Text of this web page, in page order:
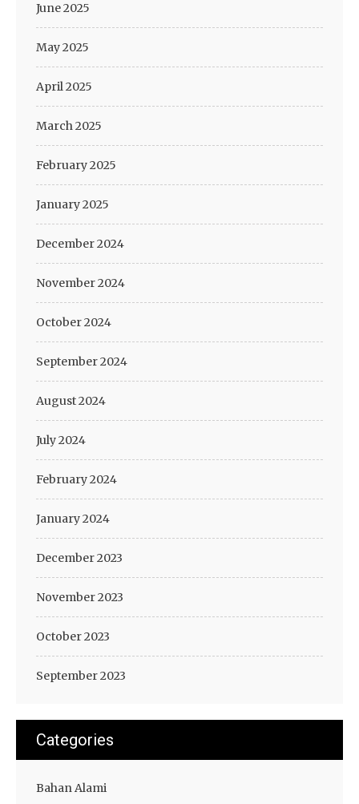
June 2025
May 2025
April 2025
March 2025
February 2025
January 2025
December 2024
November 2024
October 2024
September 2024
August 2024
July 2024
February 2024
January 2024
December 2023
November 2023
October 2023
September 2023
Categories
Bahan Alami